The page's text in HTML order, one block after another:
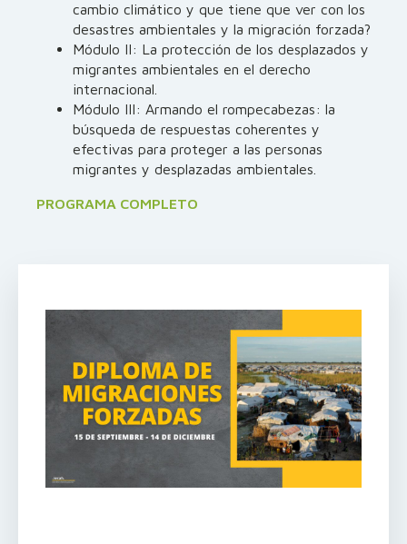
cambio climático y que tiene que ver con los
desastres ambientales y la migración forzada?
Módulo II: La protección de los desplazados y
migrantes ambientales en el derecho
internacional.
Módulo III: Armando el rompecabezas: la
búsqueda de respuestas coherentes y
efectivas para proteger a las personas
migrantes y desplazadas ambientales.
PROGRAMA COMPLETO